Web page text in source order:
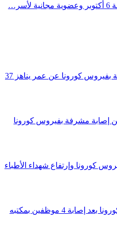
الشهيدة 270.. وفاة طبيبة بالغربية بفيروس كورونا عن عمر يناهز 37
إصابة مشرفة بفيروس كورونا
وفاة 4 أطباء بفيروس كورونا وإرتفاع شهداء الأطباء
محافظ المنوفية يخضع لمسحة كورونا بعد إصابة 4 موظفين بمكتبه